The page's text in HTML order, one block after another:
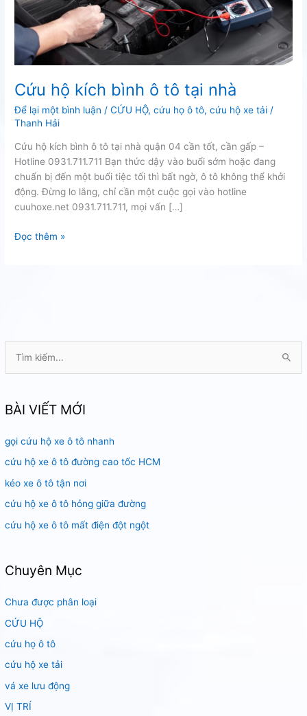
k
ế
m
:
BÀI VIẾT MỚI
gọi cứu hộ xe ô tô nhanh
cứu hộ xe ô tô đường cao tốc HCM
kéo xe ô tô tận nơi
cứu hộ xe ô tô hỏng giữa đường
cứu hộ xe ô tô mất điện đột ngột
Chuyên Mục
Chưa được phân loại
CỨU HỘ
cứu họ ô tô
cứu hộ xe tải
vá xe lưu động
VỊ TRÍ
Cứu hộ kích bình ô tô tại nhà
Để lại một bình luận /CỨU HỘ,cứu họ ô tô,cứu hộ xe tải /
Thanh Hải
Cứu hộ kích bình ô tô tại nhà quận 04 cần tốt, cần gấp –
Hotline 0931.711.711 Bạn thức dậy vào buổi sớm hoặc đang
chuẩn bị đến một buổi tiệc tối thì bất ngờ, ô tô không thể khởi
động. Đừng lo lắng, chỉ cần một cuộc gọi vào hotline
cuuhoxe.net 0931.711.711, mọi vấn […]
Cứu
nhà
Đọc thêm »